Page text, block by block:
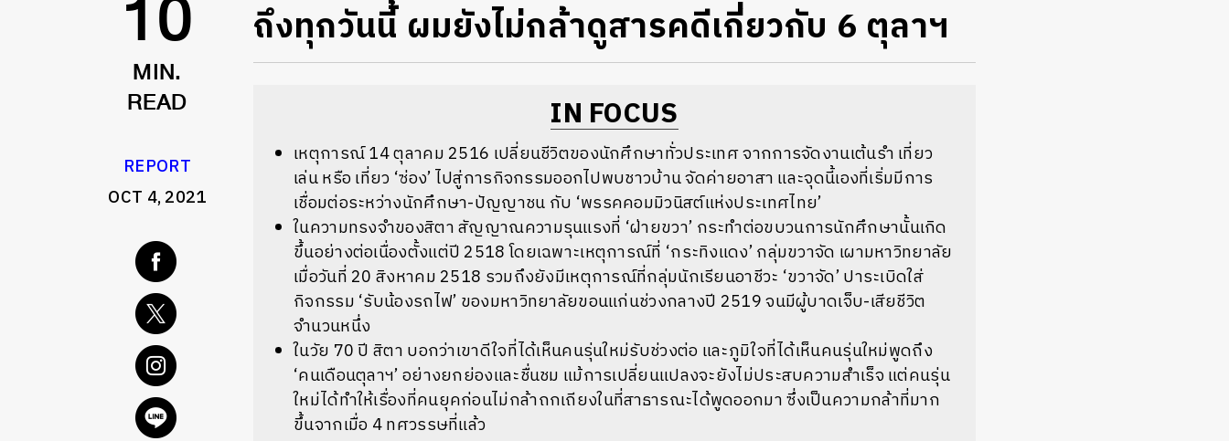
10
MIN.
READ
REPORT
OCT 4, 2021
ถึงทุกวันนี้ ผมยังไม่กล้าดูสารคดีเกี่ยวกับ 6 ตุลาฯ
IN FOCUS
เหตุการณ์ 14 ตุลาคม 2516 เปลี่ยนชีวิตของนักศึกษาทั่วประเทศ จากการจัดงานเต้นรำ เที่ยว
เล่น หรือ เที่ยว ‘ซ่อง’ ไปสู่การกิจกรรมออกไปพบชาวบ้าน จัดค่ายอาสา และจุดนี้เองที่เริ่มมีการ
เชื่อมต่อระหว่างนักศึกษา-ปัญญาชน กับ ‘พรรคคอมมิวนิสต์แห่งประเทศไทย’
ในความทรงจำของสิตา สัญญาณความรุนแรงที่ ‘ฝ่ายขวา’ กระทำต่อขบวนการนักศึกษานั้นเกิด
ขึ้นอย่างต่อเนื่องตั้งแต่ปี 2518 โดยเฉพาะเหตุการณ์ที่ ‘กระทิงแดง’ กลุ่มขวาจัด เผามหาวิทยาลัย
เมื่อวันที่ 20 สิงหาคม 2518 รวมถึงยังมีเหตุการณ์ที่กลุ่มนักเรียนอาชีวะ ‘ขวาจัด’ ปาระเบิดใส่
กิจกรรม ‘รับน้องรถไฟ’ ของมหาวิทยาลัยขอนแก่นช่วงกลางปี 2519 จนมีผู้บาดเจ็บ-เสียชีวิต
จำนวนหนึ่ง
ในวัย 70 ปี สิตา บอกว่าเขาดีใจที่ได้เห็นคนรุ่นใหม่รับช่วงต่อ และภูมิใจที่ได้เห็นคนรุ่นใหม่พูดถึง
‘คนเดือนตุลาฯ’ อย่างยกย่องและชื่นชม แม้การเปลี่ยนแปลงจะยังไม่ประสบความสำเร็จ แต่คนรุ่น
ใหม่ได้ทำให้เรื่องที่คนยุคก่อนไม่กล้าถกเถียงในที่สาธารณะได้พูดออกมา ซึ่งเป็นความกล้าที่มาก
ขึ้นจากเมื่อ 4 ทศวรรษที่แล้ว